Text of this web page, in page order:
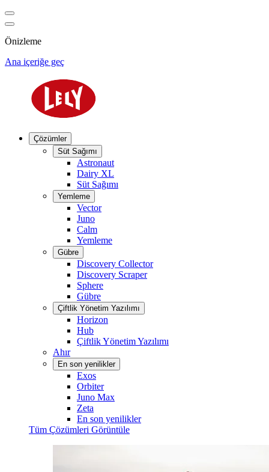
Önizleme
Ana içeriğe geç
Çözümler
Süt Sağımı
Astronaut
Dairy XL
Süt Sağımı
Yemleme
Vector
Juno
Calm
Yemleme
Gübre
Discovery Collector
Discovery Scraper
Sphere
Gübre
Çiftlik Yönetim Yazılımı
Horizon
Hub
Çiftlik Yönetim Yazılımı
Ahır
En son yenilikler
Exos
Orbiter
Juno Max
Zeta
En son yenilikler
Tüm Çözümleri Görüntüle